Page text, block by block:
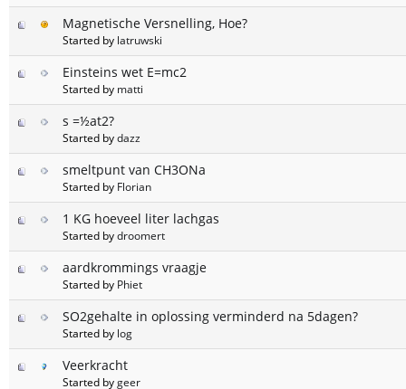
Magnetische Versnelling, Hoe?
Started by latruwski
Einsteins wet E=mc2
Started by matti
s =½at2?
Started bydazz
smeltpunt van CH3ONa
Started by Florian
1 KG hoeveel liter lachgas
Started bydroomert
aardkrommings vraagje
Started by Phiet
SO2gehalte in oplossing verminderd na 5dagen?
Started by log
Veerkracht
Started bygeer